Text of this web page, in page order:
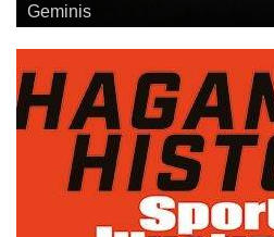
Geminis